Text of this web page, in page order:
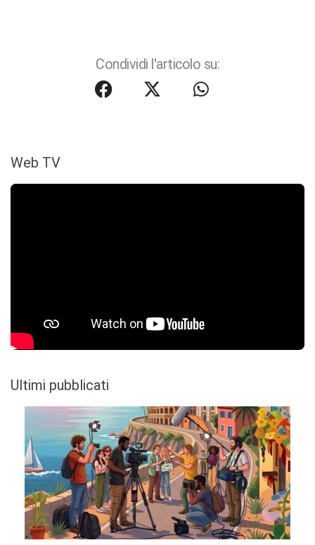
Condividi l'articolo su:
Web TV
Ultimi pubblicati